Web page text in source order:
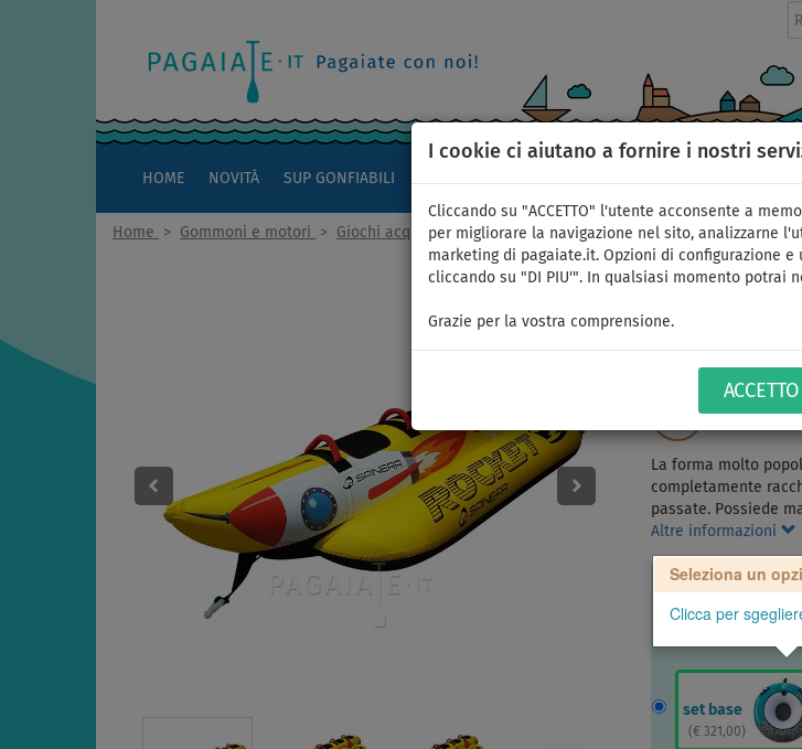
I cookie ci aiutano a fornire i nostri
Cliccando su "ACCETTO" l'utente acconsente a
per migliorare la navigazione nel sito, analizzarne
marketing di pagaiate.it. Opzioni di configurazione
cliccando su "DI PIU'". In qualsiasi momento potrai
Grazie per la vostra comprensione.
HOME NOVITÀ SUP GONFIABILI
Home > Gommoni e motori > Giochi acquatici gonf. >4 posti
towable -
La forma molto
completamente
passate. Possiede
Altre informazioni
Seleziona un
Clicca per
set base
(€ 321,00)